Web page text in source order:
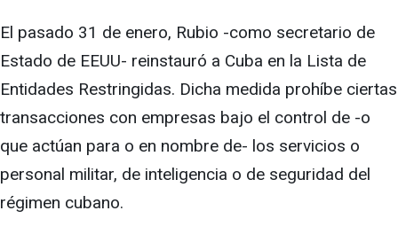
El pasado 31 de enero, Rubio -como secretario de
Estado de EEUU- reinstauró a Cuba en la Lista de
Entidades Restringidas. Dicha medida prohíbe ciertas
transacciones con empresas bajo el control de -o
que actúan para o en nombre de- los servicios o
personal militar, de inteligencia o de seguridad del
régimen cubano.